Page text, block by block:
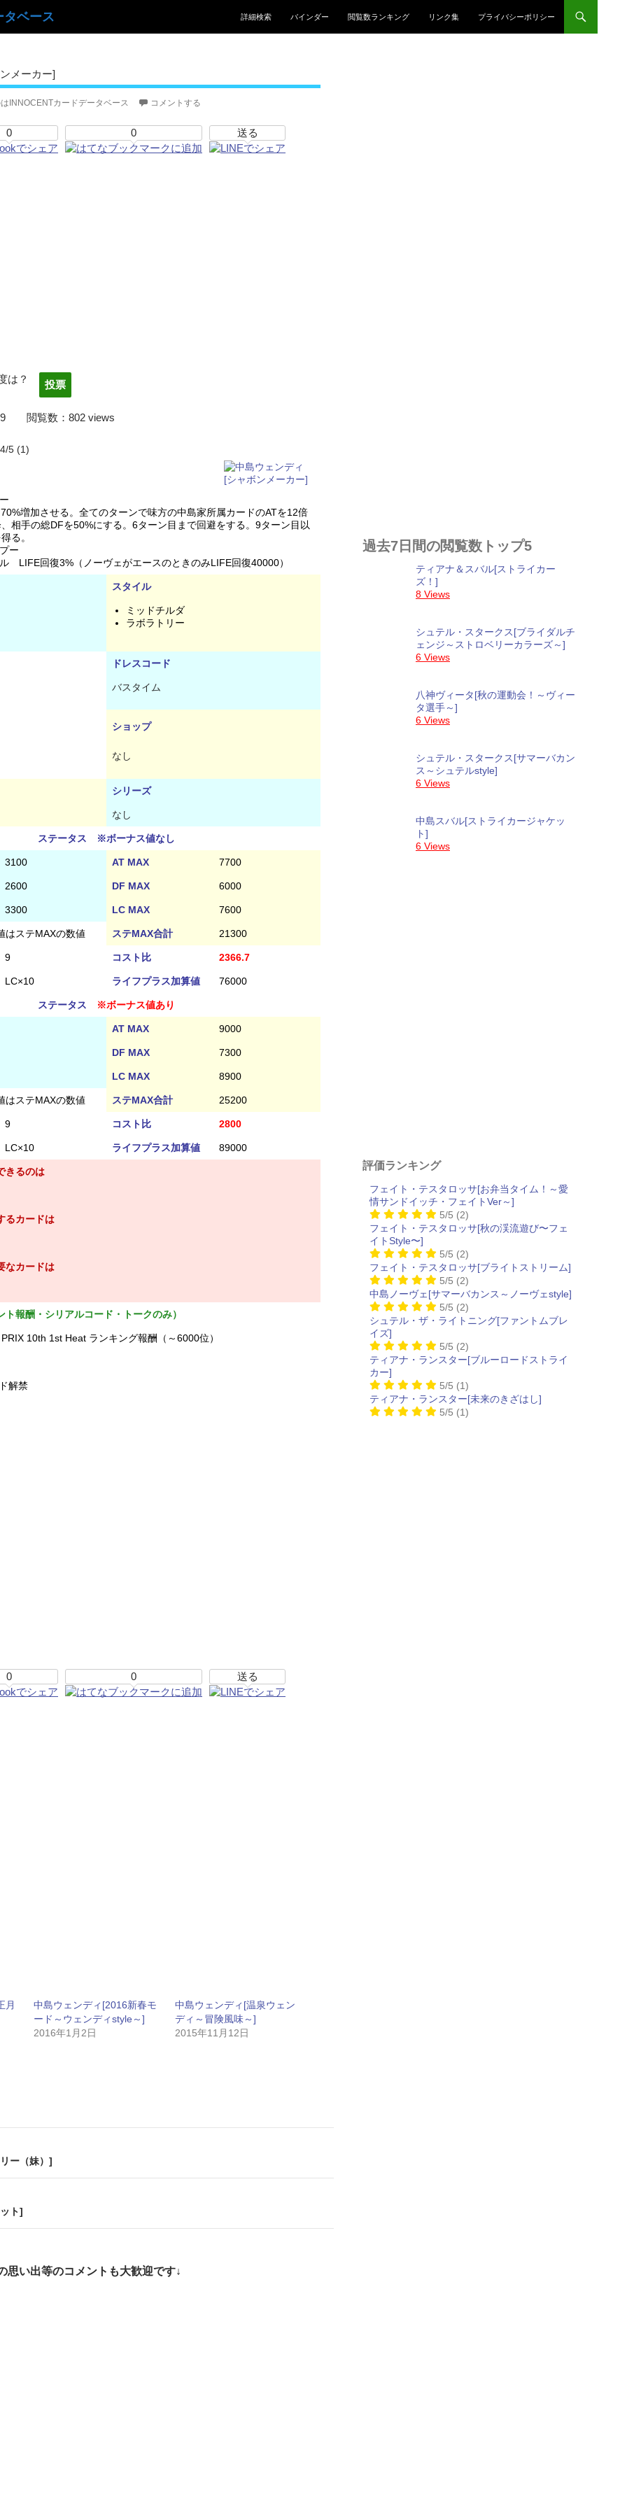
タベース
詳細検索
バインダー 閲覧数ランキング リンク集 プライバシーポリシー
メーカー]
INNOCENTカードデータベース コメントする
0 0 送る
は？
03/09 閲覧数：802 views
4/5 (1)
増加させる。全てのターンで味方の中島家所属カードのATを12倍
相手の総DFを50%にする。6ターン目まで回避をする。9ターン目以
る。
ー
LIFE回復3%（ノーヴェがエースのときのみLIFE回復40000）
スタイル
ミッドチルダ
ラボラトリー
ドレスコード
バスタイム
ショップ
なし
シリーズ
なし
ステータス ※ボーナス値なし
3100 AT MAX 7700
2600 DF MAX 6000
3300 LC MAX 7600
はステMAXの数値 ステMAX合計 21300
9 コスト比 2366.7
LC×10 ライフプラス加算値 76000
ステータス ※ボーナス値あり
AT MAX 9000
DF MAX 7300
LC MAX 8900
はステMAXの数値 ステMAX合計 25200
9 コスト比 2800
LC×10 ライフプラス加算値 89000
きるのは
るカードは
なカードは
報酬・シリアルコード・トークのみ）
10th 1st Heat ランキング報酬（～6000位）
解禁
0 0 送る
月
中島ウェンディ[2016新春モ
ード～ウェンディstyle～]
2016年1月2日
中島ウェンディ[温泉ウェン
ディ～冒険風味～]
2015年11月12日
ー（妹）]
ト]
思い出等のコメントも大歓迎です↓
過去7日間の閲覧数トップ5
ティアナ＆スバル[ストライカー
ズ！]
8 Views
シュテル・スタークス[ブライダルチ
ェンジ～ストロベリーカラーズ～]
6 Views
八神ヴィータ[秋の運動会！～ヴィー
タ選手～]
6 Views
シュテル・スタークス[サマーバカン
ス～シュテルstyle]
6 Views
中島スバル[ストライカージャケッ
ト]
6 Views
評価ランキング
フェイト・テスタロッサ[お弁当タイム！～愛
情サンドイッチ・フェイトVer～]
5/5 (2)
フェイト・テスタロッサ[秋の渓流遊び〜フェ
イトStyle〜]
5/5 (2)
フェイト・テスタロッサ[ブライトストリーム]
5/5 (2)
中島ノーヴェ[サマーバカンス～ノーヴェstyle]
5/5 (2)
シュテル・ザ・ライトニング[ファントムブレ
イズ]
5/5 (2)
ティアナ・ランスター[ブルーロードストライ
カー]
5/5 (1)
ティアナ・ランスター[未来のきざはし]
5/5 (1)